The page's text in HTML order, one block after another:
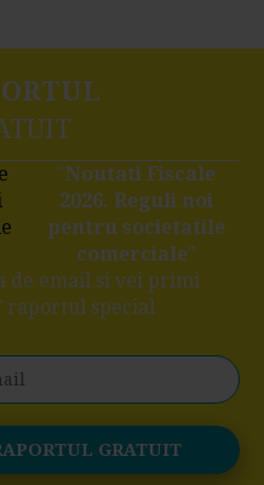
"Noutati Fiscale
2026. Reguli noi
pentru societatile
comerciale"
de email si vei primi
raportul special